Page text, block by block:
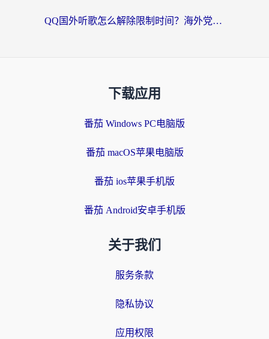
QQ国外听歌怎么解除限制时间？海外党亲测有效的回国加速方案
下载应用
番茄 Windows PC电脑版
番茄 macOS苹果电脑版
番茄 ios苹果手机版
番茄 Android安卓手机版
关于我们
服务条款
隐私协议
应用权限